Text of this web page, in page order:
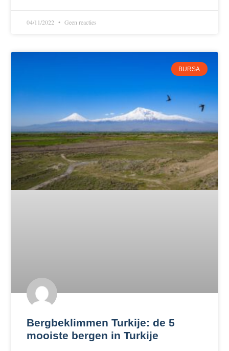
04/11/2022 Geen reacties
BURSA
Bergbeklimmen Turkije: de 5
mooiste bergen in Turkije